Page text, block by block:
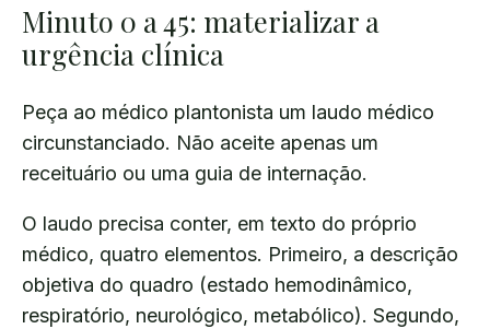
Minuto 0 a 45: materializar a
urgência clínica
Peça ao médico plantonista um laudo médico
circunstanciado. Não aceite apenas um
receituário ou uma guia de internação.
O laudo precisa conter, em texto do próprio
médico, quatro elementos. Primeiro, a descrição
objetiva do quadro (estado hemodinâmico,
respiratório, neurológico, metabólico). Segundo,